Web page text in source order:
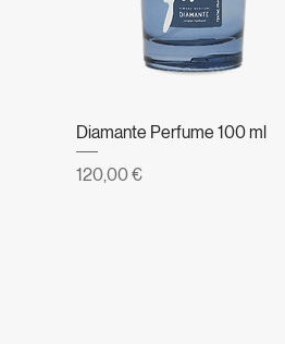
Diamante Perfume 100 ml
Prezzo
120,00 €